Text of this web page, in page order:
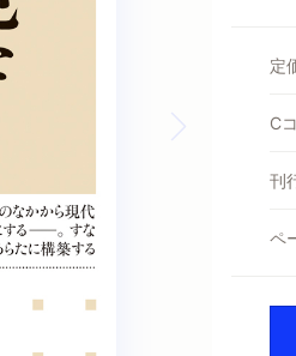
定
C
刊
ペ